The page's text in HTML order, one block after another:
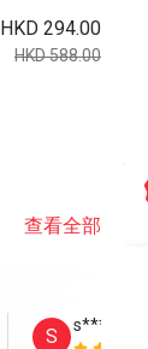
HKD 294.00
HKD 588.00
查看全部
S
s*****8